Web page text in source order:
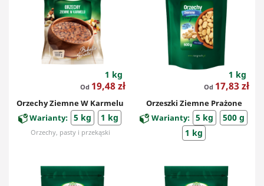
1 kg
Od Cena
19,48 zł
Orzechy Ziemne W Karmelu
Warianty: 5 kg 1 kg
Orzechy, pasty i przekąski
1 kg
Od Cena
17,83 zł
Orzeszki Ziemne Prażone
Warianty: 5 kg
500 g
1 kg